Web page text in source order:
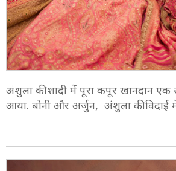
अंशुला की शादी में पूरा कपूर खानदान एक
आया. बोनी और अर्जुन, अंशुला की विदाई